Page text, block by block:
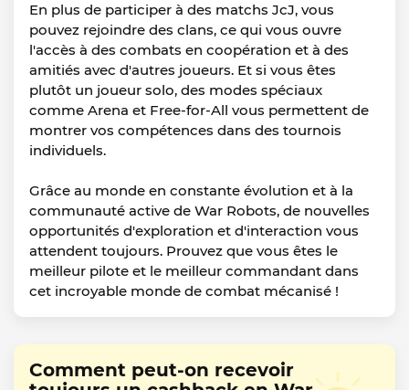
En plus de participer à des matchs JcJ, vous
pouvez rejoindre des clans, ce qui vous ouvre
l'accès à des combats en coopération et à des
amitiés avec d'autres joueurs. Et si vous êtes
plutôt un joueur solo, des modes spéciaux
comme Arena et Free-for-All vous permettent de
montrer vos compétences dans des tournois
individuels.
Grâce au monde en constante évolution et à la
communauté active de War Robots, de nouvelles
opportunités d'exploration et d'interaction vous
attendent toujours. Prouvez que vous êtes le
meilleur pilote et le meilleur commandant dans
cet incroyable monde de combat mécanisé !
Comment peut-on recevoir